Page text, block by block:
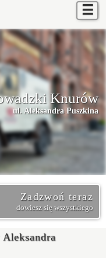
☰
Knurów
ul. Aleksandra Puszkina
Zadzwoń teraz
dowiesz się wszystkiego